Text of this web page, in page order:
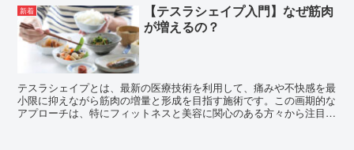
新着
【テスラシェイプ入門】なぜ筋肉
が増えるの？
テスラシェイプとは、最新の医療技術を利用して、痛みや不快感を最
小限に抑えながら筋肉の増量と形成を目指す施術です。この画期的な
アプローチは、特にフィットネスと美容に関心のある方々から注目さ